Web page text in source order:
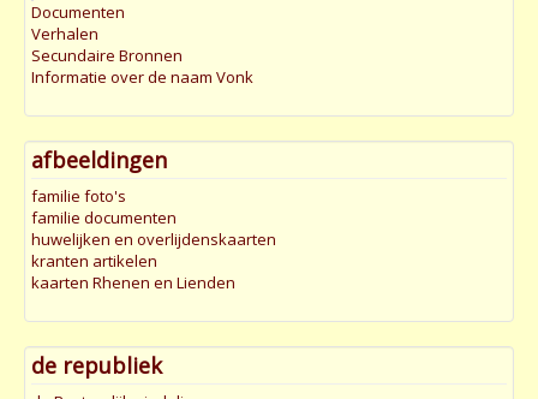
Documenten
Verhalen
Secundaire Bronnen
Informatie over de naam Vonk
afbeeldingen
familie foto's
familie documenten
huwelijken en overlijdenskaarten
kranten artikelen
kaarten Rhenen en Lienden
de republiek